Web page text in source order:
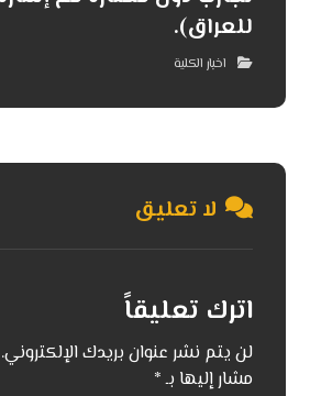
للعراق).
اخبار الكلية
لا تعليق
اترك تعليقاً
لن يتم نشر عنوان بريدك الإلكتروني.
مشار إليها بـ*